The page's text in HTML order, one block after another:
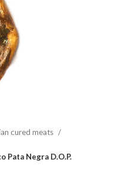
cured meats
Pata Negra D.O.P.